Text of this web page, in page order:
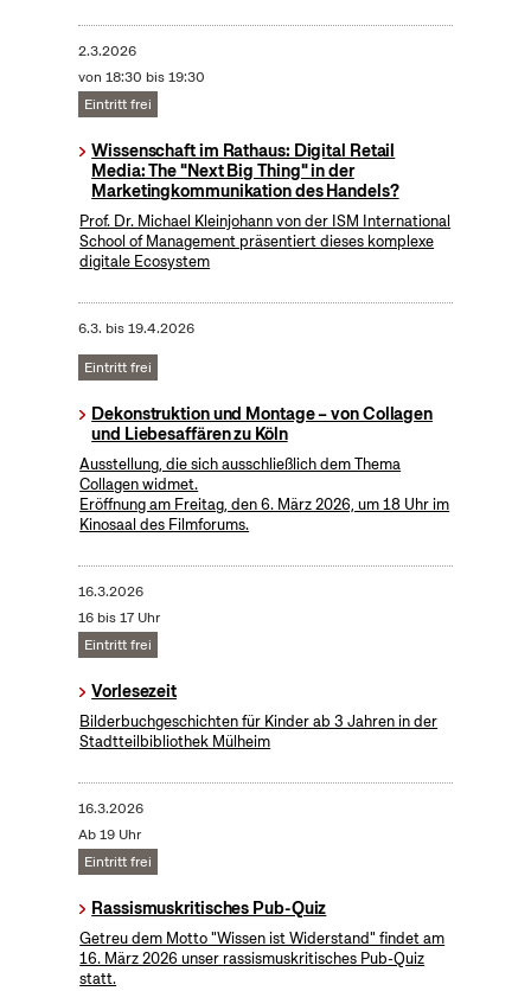
2.3.2026
von 18:30 bis 19:30
Eintritt frei
Wissenschaft im Rathaus: Digital Retail
Media: The "Next Big Thing" in der
Marketingkommunikation des Handels?
Prof. Dr. Michael Kleinjohann von der ISM International
School of Management präsentiert dieses komplexe
digitale Ecosystem
6.3. bis19.4.2026
Eintritt frei
Dekonstruktion und Montage – von Collagen
und Liebesaffären zu Köln
Ausstellung, die sich ausschließlich dem Thema
Collagen widmet.
Eröffnung am Freitag, den 6. März 2026, um 18 Uhr im
Kinosaal des Filmforums.
16.3.2026
16 bis 17 Uhr
Eintritt frei
Vorlesezeit
Bilderbuchgeschichten für Kinder ab 3 Jahren in der
Stadtteilbibliothek Mülheim
16.3.2026
Ab 19 Uhr
Eintritt frei
Rassismuskritisches Pub-Quiz
Getreu dem Motto "Wissen ist Widerstand" findet am
16. März 2026 unser rassismuskritisches Pub-Quiz
statt.